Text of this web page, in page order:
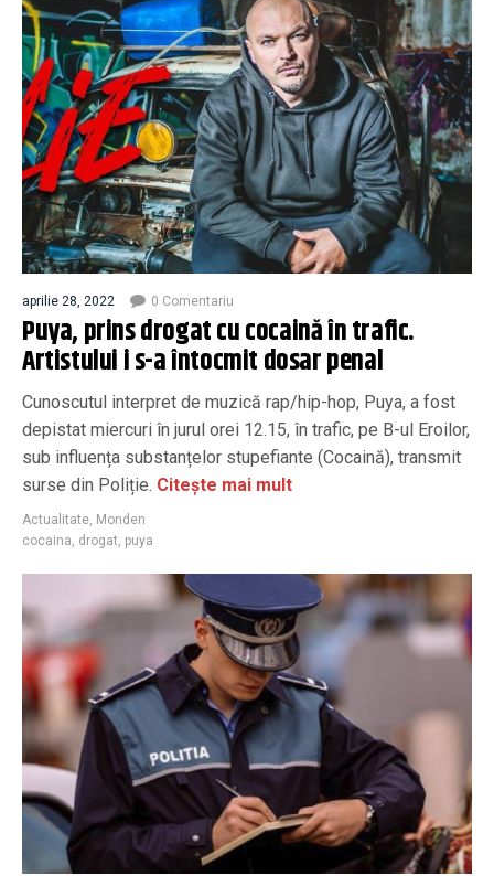
aprilie 28, 2022 0 Comentariu
Puya, prins drogat cu cocaină în trafic.
Artistului i s-a întocmit dosar penal
Cunoscutul interpret de muzică rap/hip-hop, Puya, a fost
depistat miercuri în jurul orei 12.15, în trafic, pe B-ul Eroilor,
sub influența substanțelor stupefiante (Cocaină), transmit
surse din Poliție. Citește mai mult
Actualitate, Monden
cocaina, drogat, puya